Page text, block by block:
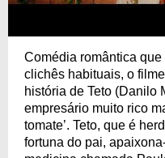
Comédia romântica
clichês habituais, o
história de Teto (Danilo
empresário muito rico
tomate’. Teto, que é
fortuna do pai,